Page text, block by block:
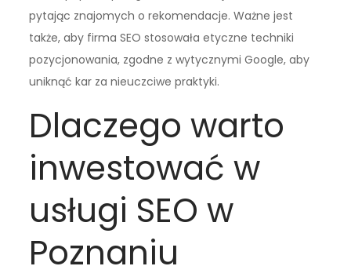
pytając znajomych o rekomendacje. Ważne jest
także, aby firma SEO stosowała etyczne techniki
pozycjonowania, zgodne z wytycznymi Google, aby
uniknąć kar za nieuczciwe praktyki.
Dlaczego warto
inwestować w
usługi SEO w
Poznaniu